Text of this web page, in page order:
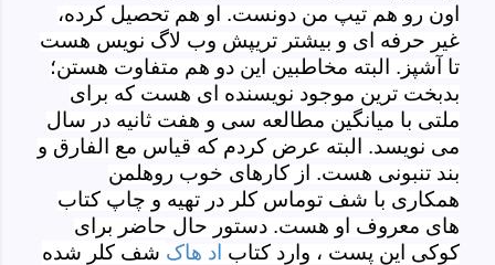
اون رو هم تیپ من دونست. او هم تحصیل کرده،
غیر حرفه ای و بیشتر تریپش وب لاگ نویس هست
تا آشپز. البته مخاطبین این دو هم متفاوت هستن؛
بدبخت ترین موجود نویسنده ای هست که برای
ملتی با میانگین مطالعه سی و هفت ثانیه در سال
می نویسد. البته عرض کردم که قیاس مع الفارق و
بند تنبونی هست. از کارهای خوب روهلمن
همکاری با شف توماس کلر در تهیه و چاپ کتاب
های معروف او هست. دستور حال حاضر برای
کوکی این پست ، وارد کتاب اد هاک شف کلر شده